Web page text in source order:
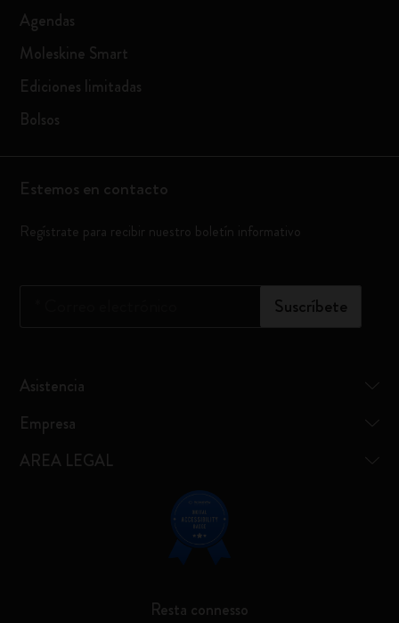
Agendas
Moleskine Smart
Ediciones limitadas
Bolsos
Estemos en contacto
Regístrate para recibir nuestro boletín informativo
Suscríbete
Asistencia
Empresa
AREA LEGAL
Resta connesso